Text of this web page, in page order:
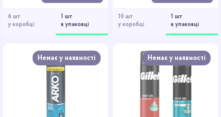
6 шт
у коробці
1 шт
в упаковці
10 шт
у коробці
1 шт
в упаковці
Немає у наявності Немає у наявності